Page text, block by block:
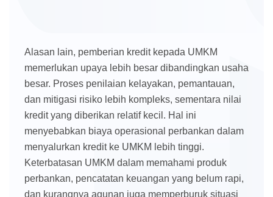
Alasan lain, pemberian kredit kepada UMKM
memerlukan upaya lebih besar dibandingkan usaha
besar. Proses penilaian kelayakan, pemantauan,
dan mitigasi risiko lebih kompleks, sementara nilai
kredit yang diberikan relatif kecil. Hal ini
menyebabkan biaya operasional perbankan dalam
menyalurkan kredit ke UMKM lebih tinggi.
Keterbatasan UMKM dalam memahami produk
perbankan, pencatatan keuangan yang belum rapi,
dan kurangnya agunan juga memperburuk situasi